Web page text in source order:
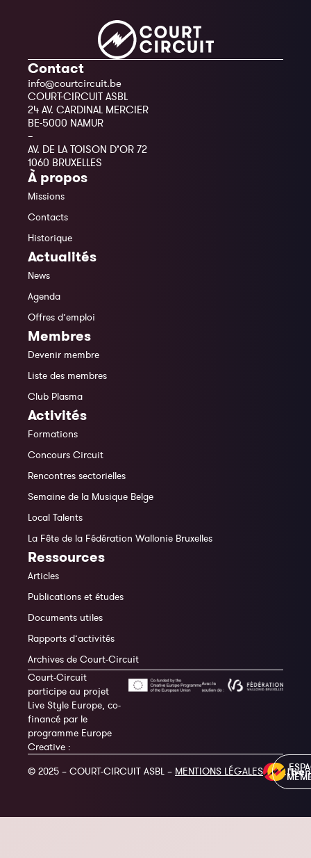
Contact
info@courtcircuit.be
COURT-CIRCUIT ASBL
24 AV. CARDINAL MERCIER
BE-5000 NAMUR
–
AV. DE LA TOISON D’OR 72
1060 BRUXELLES
À propos
Missions
Contacts
Historique
Actualités
News
Agenda
Offres d’emploi
Membres
Devenir membre
Liste des membres
Club Plasma
Activités
Formations
Concours Circuit
Rencontres sectorielles
Semaine de la Musique Belge
Local Talents
La Fête de la Fédération Wallonie Bruxelles
Ressources
Articles
Publications et études
Documents utiles
Rapports d’activités
Archives de Court-Circuit
Court-Circuit
participe au projet
Live Style Europe, co-
financé par le
programme Europe
Creative :
© 2025 – COURT-CIRCUIT ASBL – MENTIONS LÉGALES